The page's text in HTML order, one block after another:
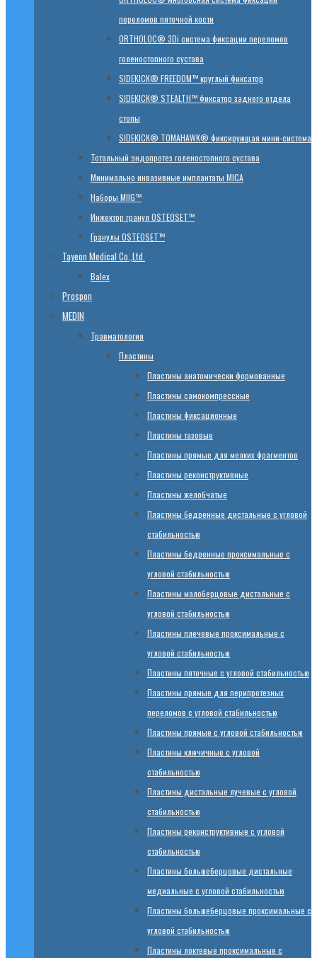
переломов пяточной кости
ORTHOLOC® 3Di система фиксации переломов
голеностопного сустава
SIDEKICK® FREEDOM™ круглый фиксатор
SIDEKICK® STEALTH™ фиксатор заднего отдела
стопы
SIDEKICK® TOMAHAWK® фиксирующая мини-система
Тотальный эндопротез голеностопного сустава
Минимально инвазивные имплантаты MICA
Наборы MIIG™
Инжектор гранул OSTEOSET™
Гранулы OSTEOSET™
Tayeon Medical Co.,Ltd.
Balex
Prospon
MEDIN
Травматология
Пластины
Пластины анатомически формованные
Пластины самокомпрессные
Пластины фиксационные
Пластины тазовые
Пластины прямые для мелких фрагментов
Пластины реконструктивные
Пластины желобчатые
Пластины бедренные дистальные с угловой
стабильностью
Пластины бедренные проксимальные с
угловой стабильностью
Пластины малоберцовые дистальные с
угловой стабильностью
Пластины плечевые проксимальные с
угловой стабильностью
Пластины пяточные с угловой стабильностью
Пластины прямые для перипротезных
переломов с угловой стабильностью
Пластины прямые с угловой стабильностью
Пластины ключичные с угловой
стабильностью
Пластины дистальные лучевые с угловой
стабильностью
Пластины реконструктивные с угловой
стабильностью
Пластины большеберцовые дистальные
медиальные с угловой стабильностью
Пластины большеберцовые проксимальные с
угловой стабильностью
Пластины локтевые проксимальные с